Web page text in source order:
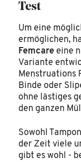
Test
Um eine
ermöglichen,
Femcare eine
Variante
Menstruations
Binde oder
ohne lästiges
den ganzen
Sowohl
der Zeit viele
gibt es wohl -